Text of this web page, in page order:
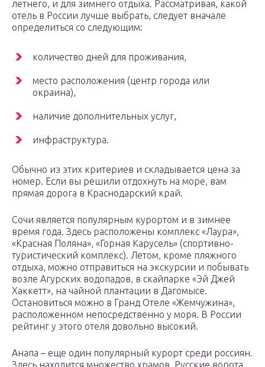
летнего, и для зимнего отдыха. Рассматривая, какой
отель в России лучше выбрать, следует вначале
определиться со следующим:
количество дней для проживания,
место расположения (центр города или
окраина),
наличие дополнительных услуг,
инфраструктура.
Обычно из этих критериев и складывается цена за
номер. Если вы решили отдохнуть на море, вам
прямая дорога в Краснодарский край.
Сочи является популярным курортом и в зимнее
время года. Здесь расположены комплекс «Лаура»,
«Красная Поляна», «Горная Карусель» (спортивно-
туристический комплекс). Летом, кроме пляжного
отдыха, можно отправиться на экскурсии и побывать
возле Агурских водопадов, в скайпарке «Эй Джей
Хаккетт», на чайной плантации в Дагомысе.
Остановиться можно в Гранд Отеле «Жемчужина»,
расположенном непосредственно у моря. В России
рейтинг у этого отеля довольно высокий.
Анапа – еще один популярный курорт среди россиян.
Здесь находится множество храмов, Русские ворота,